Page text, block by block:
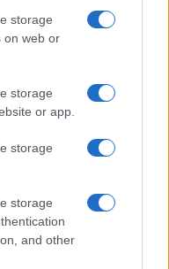
storage
on web or
storage
or app.
storage
storage
and otherdalle